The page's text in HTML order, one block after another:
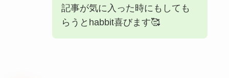
記事が気に入った時にもしても
らうとhabbit喜びます🥰